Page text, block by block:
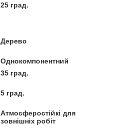
25 град.
Дерево
Однокомпонентний
35 град.
5 град.
Атмосферостійкі для
зовнішніх робіт